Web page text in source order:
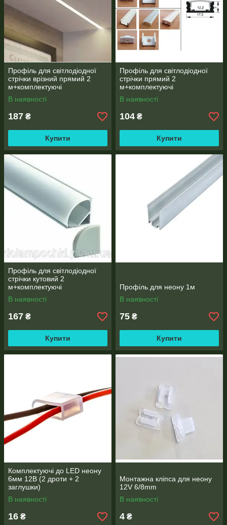
Профіль для світлодіодної
стрічки врізний прямий 2
м+комплектуючі
В наявності
187 ₴
Купити
Профіль для світлодіодної
стрічки прямий 2
м+комплектуючі
В наявності
104 ₴
Купити
Профіль для світлодіодної
стрічки кутовий 2
м+комплектуючі
В наявності
167 ₴
Купити
Профіль для неону 1м
В наявності
75 ₴
Купити
Комплектуючі до LED неону
6мм 12В (2 дроти + 2
заглушки)
В наявності
16 ₴
Монтажна кліпса для неону
12V 6/8mm
В наявності
4 ₴